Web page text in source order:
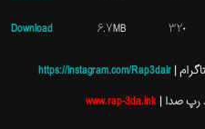
۳۲۰ ۶.۷MB Download
|
https://instagram.com/Rap3dair
رپ صدا |www.rap-3da.ink